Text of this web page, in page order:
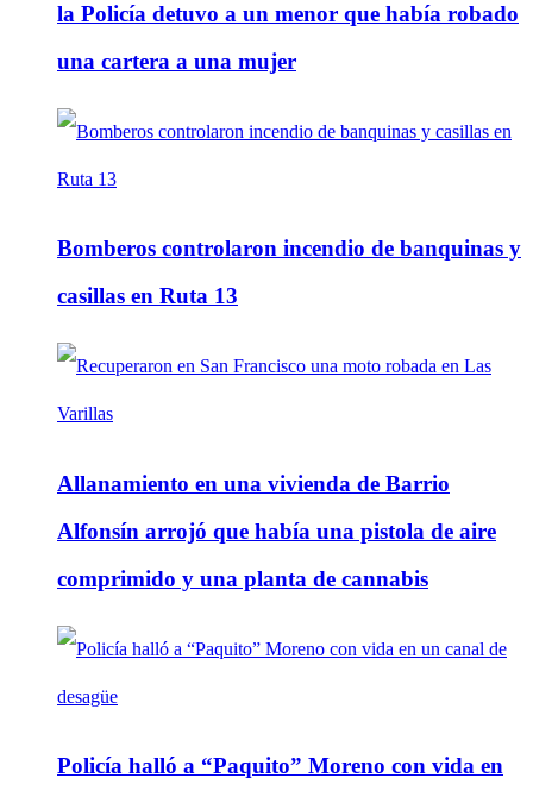
la Policía detuvo a un menor que había robado
una cartera a una mujer
Bomberos controlaron incendio de banquinas y
casillas en Ruta 13
Allanamiento en una vivienda de Barrio
Alfonsín arrojó que había una pistola de aire
comprimido y una planta de cannabis
Policía halló a “Paquito” Moreno con vida en